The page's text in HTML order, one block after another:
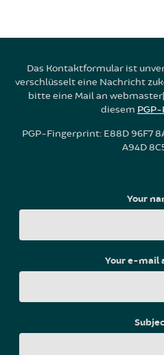
Das Kontaktformular ist
verschlüsselt eine Nachricht
bitte eine Mail an
diesem
PGP-Fingerprint: E88D 96F7
A94D
Your
Your e-mail